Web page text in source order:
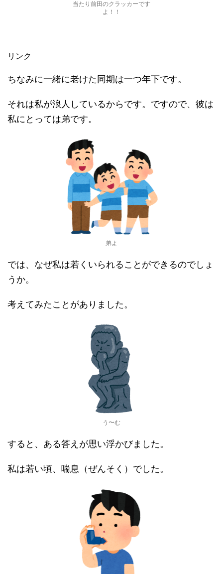
当たり前田のクラッカーです
よ！！
リンク
ちなみに一緒に老けた同期は一つ年下です。
それは私が浪人しているからです。ですので、彼は
私にとっては弟です。
弟よ
では、なぜ私は若くいられることができるのでしょ
うか。
考えてみたことがありました。
う〜む
すると、ある答えが思い浮かびました。
私は若い頃、喘息（ぜんそく）でした。